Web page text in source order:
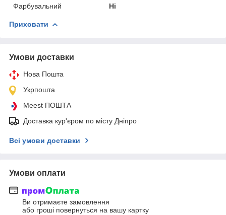
Фарбувальний
Ні
Приховати
Умови доставки
Нова Пошта
Укрпошта
Meest ПОШТА
Доставка кур'єром по місту Дніпро
Всі умови доставки
Умови оплати
Ви отримаєте замовлення
або гроші повернуться на вашу картку